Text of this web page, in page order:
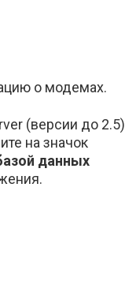
о модемах.
(версии до 2.5)
на значок
данных